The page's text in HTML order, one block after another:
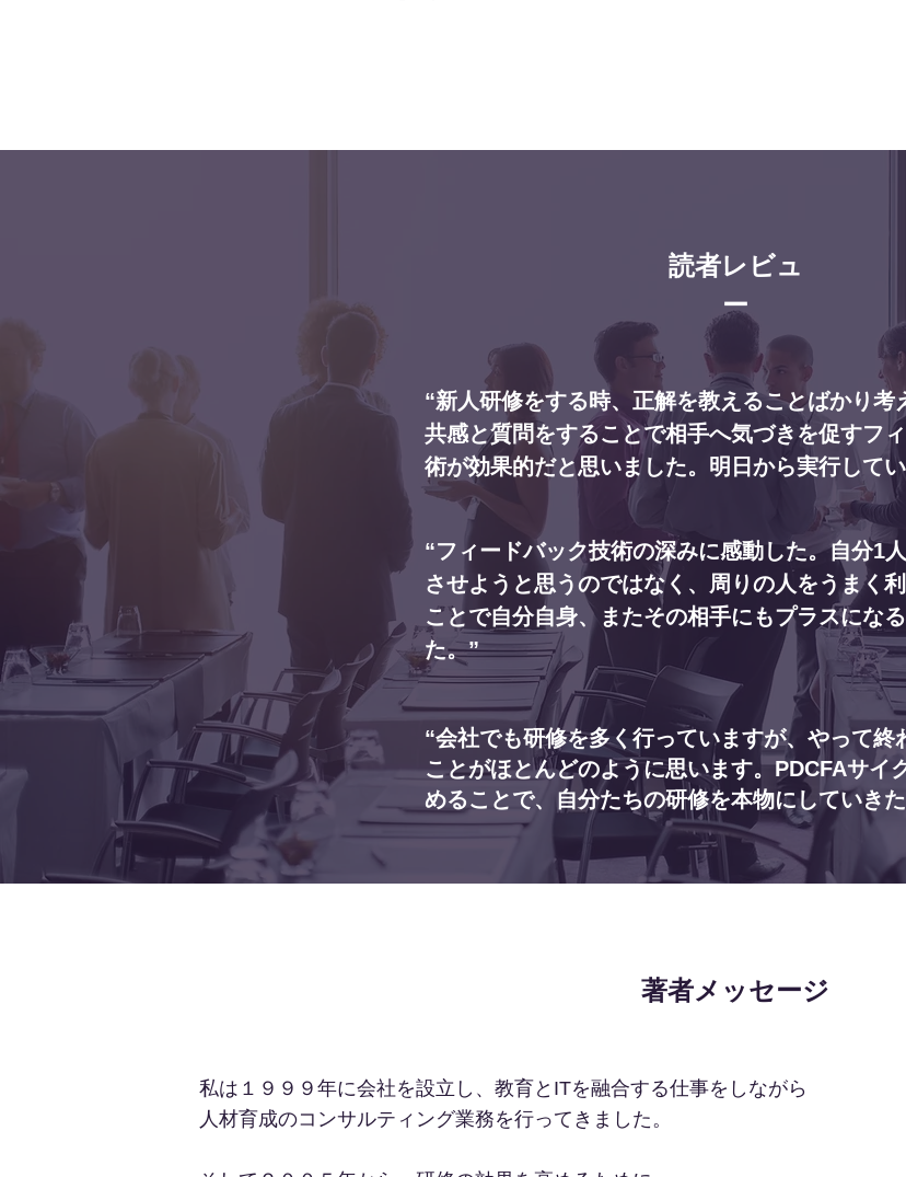
​読者レビュ
ー
“新人研修をする時、正解を教えることばかり考
共感と質問をすることで相手へ気づきを促すフ
術が効果的だと思いました。明日から実行して
“フィードバック技術の深みに感動した。自分1
させようと思うのではなく、周りの人をうまく
ことで自分自身、またその相手にもプラスにな
た。”
“会社でも研修を多く行っていますが、やって終
ことがほとんどのように思います。PDCFAサイ
めることで、自分たちの研修を本物にしていき
著者メッセージ
私は１９９９年に会社を設立し、教育とITを融合する仕事をしながら
人材育成のコンサルティング業務を行ってきました。